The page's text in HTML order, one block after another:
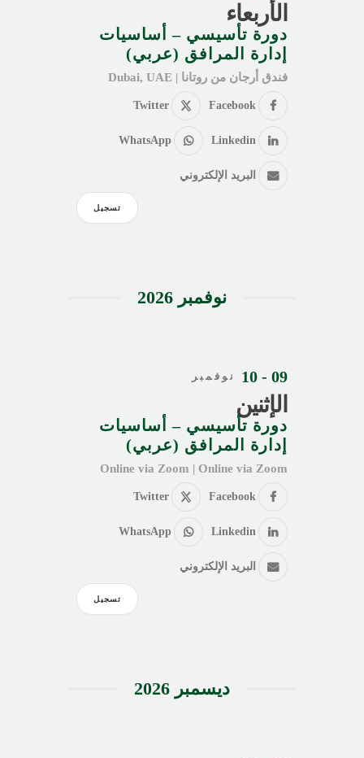
الأربعاء
دورة تأسيسي – أساسيات
إدارة المرافق (عربي)
فندق أرجان من روتانا | Dubai, UAE
Facebook
Twitter
Linkedin
WhatsApp
البريد الإلكتروني
تسجيل
نوفمبر 2026
09 - 10 نوفمبر
الإثنين
دورة تأسيسي – أساسيات
إدارة المرافق (عربي)
Online via Zoom | Online via Zoom
Facebook
Twitter
Linkedin
WhatsApp
البريد الإلكتروني
تسجيل
ديسمبر 2026